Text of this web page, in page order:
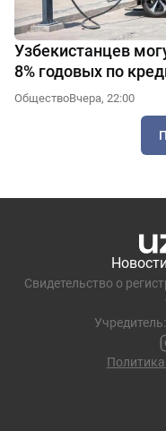
Узбекистанцев
8% годовых по
ОбществоВчера, 22:00
Новости
Свидетельство о